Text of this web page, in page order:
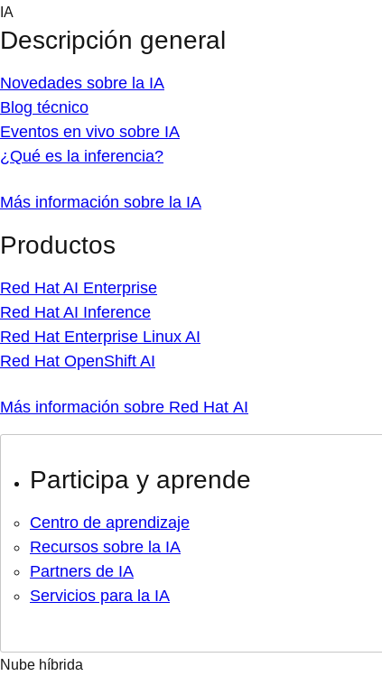
Skip
content
IA
Descripción general
Novedades sobre la IA
Blog técnico
Eventos en vivo sobre IA
¿Qué es la inferencia?
Más información sobre la IA
Productos
Red Hat AI Enterprise
Red Hat AI Inference
Red Hat Enterprise Linux AI
Red Hat OpenShift AI
Más información sobre Red Hat AI
Participa y aprende
Centro de aprendizaje
Recursos sobre la IA
Partners de IA
Servicios para la IA
Nube híbrida